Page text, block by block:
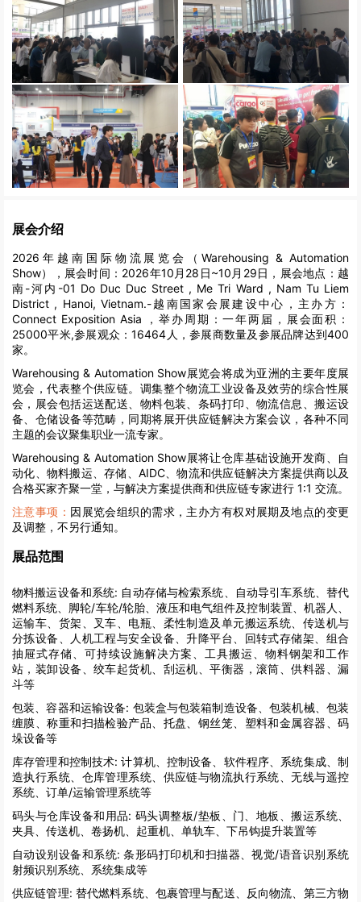
展会介绍
2026年越南国际物流展览会（Warehousing & Automation
Show），展会时间：2026年10月28日~10月29日，展会地点：越
南-河内-01 Do Duc Duc Street , Me Tri Ward , Nam Tu Liem
District , Hanoi, Vietnam.-越南国家会展建设中心，主办方：
Connect Exposition Asia ，举办周期：一年两届，展会面积：
25000平米,参展观众：16464人，参展商数量及参展品牌达到400
家。
Warehousing & Automation Show展览会将成为亚洲的主要年度展
览会，代表整个供应链。调集整个物流工业设备及效劳的综合性展
会，展会包括运送配送、物料包装、条码打印、物流信息、搬运设
备、仓储设备等范畴，同期将展开供应链解决方案会议，各种不同
主题的会议聚集职业一流专家。
Warehousing & Automation Show展将让仓库基础设施开发商、自
动化、物料搬运、存储、AIDC、物流和供应链解决方案提供商以及
合格买家齐聚一堂，与解决方案提供商和供应链专家进行 1:1 交流。
注意事项： 因展览会组织的需求，主办方有权对展期及地点的变更
及调整，不另行通知。
展品范围
物料搬运设备和系统: 自动存储与检索系统、自动导引车系统、替代
燃料系统、脚轮/车轮/轮胎、液压和电气组件及控制装置、机器人、
运输车、货架、叉车、电瓶、柔性制造及单元搬运系统、传送机与
分拣设备、人机工程与安全设备、升降平台、回转式存储架、组合
抽屉式存储、可持续设施解决方案、工具搬运、物料钢架和工作
站，装卸设备、绞车起货机、刮运机、平衡器，滚筒、供料器、漏
斗等
包装、容器和运输设备: 包装盒与包装箱制造设备、包装机械、包装
缠膜、称重和扫描检验产品、托盘、钢丝笼、塑料和金属容器、码
垛设备等
库存管理和控制技术: 计算机、控制设备、软件程序、系统集成、制
造执行系统、仓库管理系统、供应链与物流执行系统、无线与遥控
系统、订单/运输管理系统等
码头与仓库设备和用品: 码头调整板/垫板、门、地板、搬运系统、
夹具、传送机、卷扬机、起重机、单轨车、下吊钩提升装置等
自动设别设备和系统: 条形码打印机和扫描器、视觉/语音识别系统
射频识别系统、系统集成等
供应链管理: 替代燃料系统、包裹管理与配送、反向物流、第三方物